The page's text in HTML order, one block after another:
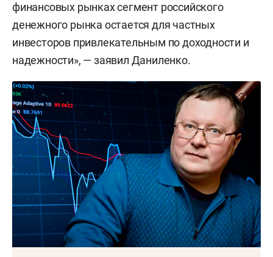
финансовых рынках сегмент российского
денежного рынка остается для частных
инвесторов привлекательным по доходности и
надежности», — заявил Даниленко.